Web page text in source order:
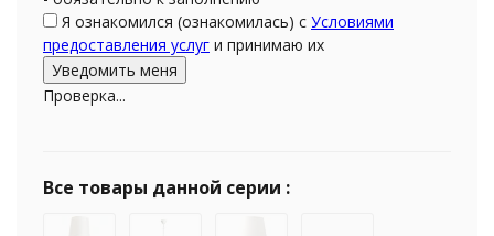
Я ознакомился (ознакомилась) с Условиями
предоставления услуг и принимаю их
Проверка...
Все товары данной серии :